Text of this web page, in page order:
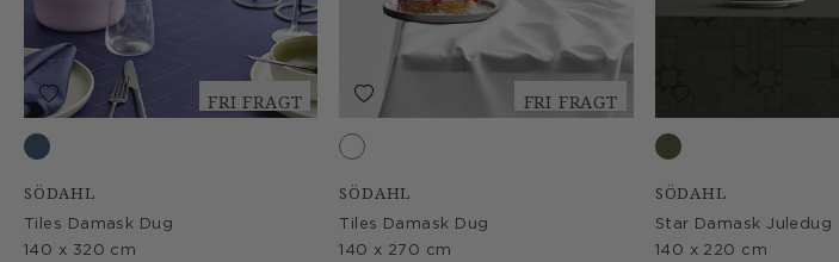
FRI FRAGT
SÖDAHL
Tiles Damask Dug
140 x 320 cm
FRI FRAGT
SÖDAHL
Tiles Damask Dug
140 x 270 cm
SÖDAHL
Star Damask Juledug
140 x 220 cm